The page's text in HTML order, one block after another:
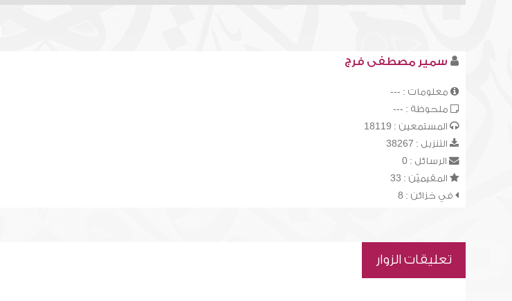
سمير مصطفى فرج
معلومات : ---
ملحوظة : ---
المستمعين : 18119
التنزيل : 38267
الرسائل : 0
المقيميّن : 33
في خزائن : 8
تعليقات الزوار